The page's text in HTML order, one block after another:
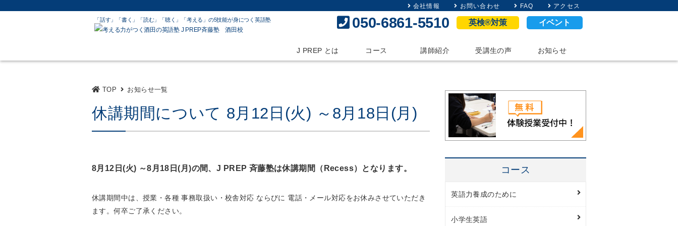
会社情報 お問い合わせ FAQ アクセス
「話す」「書く」「読む」「聴く」「考える」 の5技能が身につく英語塾 050-6861-5510 英検®対策 イベント
J PREP とは コース 講師紹介 受講生の声 お知らせ
TOP お知らせ一覧
休講期間について 8月12日(火) ～8月18日(月)
8月12日(火) ～8月18日(月)の間、J PREP 斉藤塾は休講期間（Recess）となります。
休講期間中は、授業・各種 事務取扱い・校舎対応 ならびに 電話・メール対応をお休みさせていただき
ます。何卒ご了承ください。
コース
英語力養成のために
小学生英語